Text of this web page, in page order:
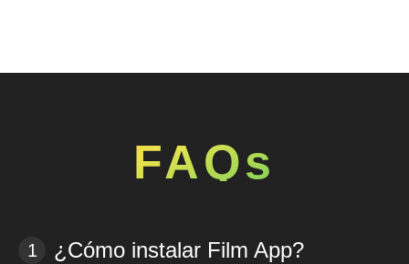
FAQs
1 ¿Cómo instalar Film App?